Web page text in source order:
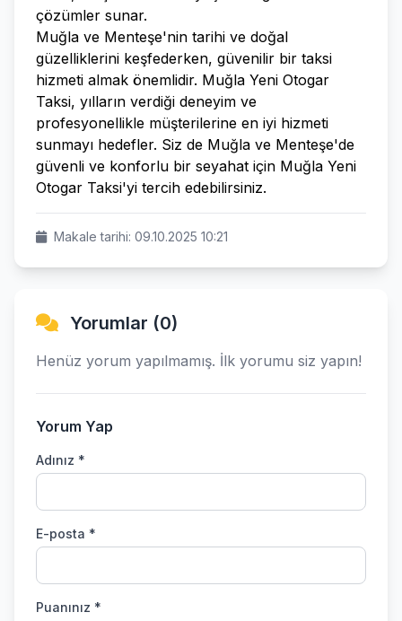
çözümler sunar.
Muğla ve Menteşe'nin tarihi ve doğal
güzelliklerini keşfederken, güvenilir bir taksi
hizmeti almak önemlidir. Muğla Yeni Otogar
Taksi, yılların verdiği deneyim ve
profesyonellikle müşterilerine en iyi hizmeti
sunmayı hedefler. Siz de Muğla ve Menteşe'de
güvenli ve konforlu bir seyahat için Muğla Yeni
Otogar Taksi'yi tercih edebilirsiniz.
Makale tarihi: 09.10.2025 10:21
Yorumlar (0)
Henüz yorum yapılmamış. İlk yorumu siz yapın!
Yorum Yap
Adınız *
E-posta *
Puanınız *